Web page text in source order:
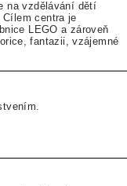
na vzdělávání dětí
centra je
LEGO a zároveň
fantazii, vzájemné